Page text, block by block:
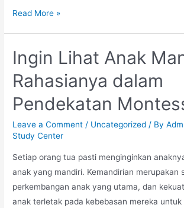
Apa
Montessori
Mengajar?
Read More »
Ingin Lihat Anak
Rahasianya dalam
Pendekatan
Leave a Comment / Uncategorized / By
Study Center
Setiap orang tua pasti menginginkan
anak yang mandiri. Kemandirian merupakan
perkembangan anak yang utama, dan
anak terletak pada kebebasan mereka untuk